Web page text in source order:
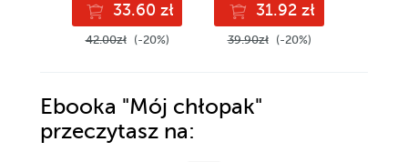
33.60 zł
42.00zł (-20%)
31.92 zł
39.90zł (-20%)
Ebooka "Mój chłopak"
przeczytasz na: